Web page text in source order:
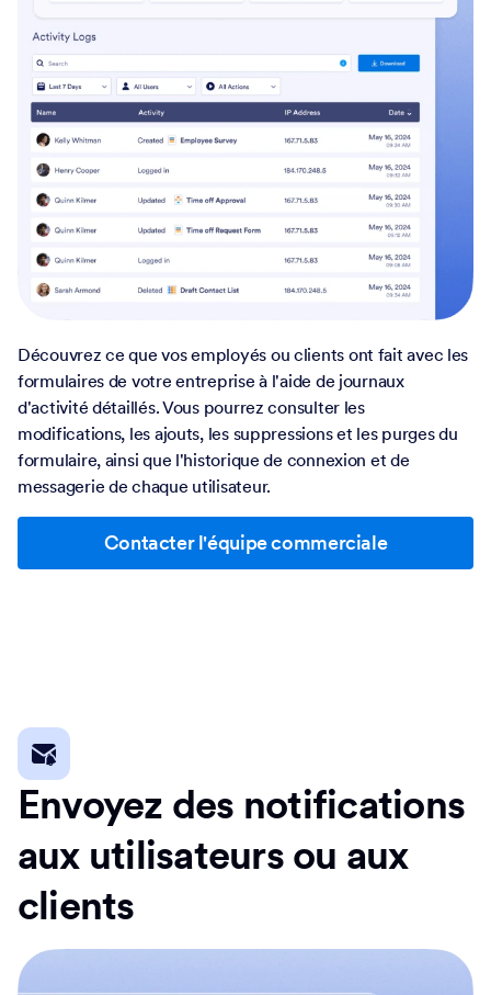
Découvrez ce que vos employés ou clients ont fait avec les
formulaires de votre entreprise à l'aide de journaux
d'activité détaillés. Vous pourrez consulter les
modifications, les ajouts, les suppressions et les purges du
formulaire, ainsi que l'historique de connexion et de
messagerie de chaque utilisateur.
Contacter l'équipe commerciale
Envoyez des notifications
aux utilisateurs ou aux
clients